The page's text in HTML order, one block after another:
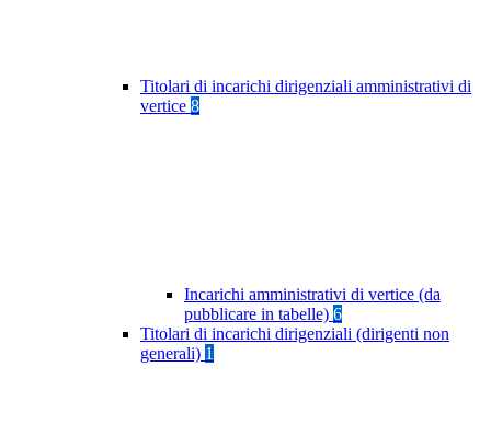
Titolari di incarichi dirigenziali amministrativi di
vertice 8
Incarichi amministrativi di vertice (da
pubblicare in tabelle) 6
Titolari di incarichi dirigenziali (dirigenti non
generali) 1